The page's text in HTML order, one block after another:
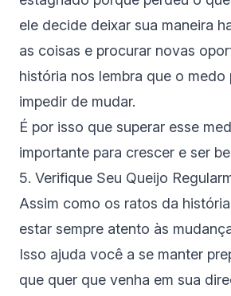
ele decide deixar sua maneira
as coisas e procurar novas
história nos lembra que o medo
impedir de mudar.
É por isso que superar esse
importante para crescer e ser
5. Verifique Seu Queijo
Assim como os ratos da
estar sempre atento às
Isso ajuda você a se manter
que quer que venha em sua